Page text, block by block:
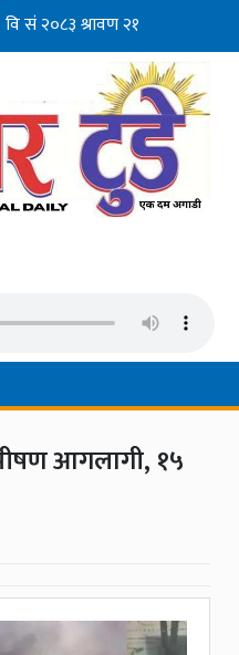
आगलागी, १५